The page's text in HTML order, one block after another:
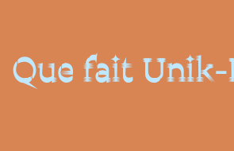
Que fait Unik-